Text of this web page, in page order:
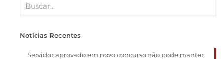
Notícias Recentes
Servidor aprovado em novo concurso não pode manter